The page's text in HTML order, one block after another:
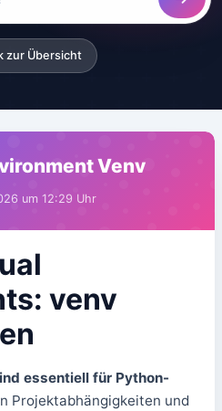
zur Übersicht
Venv
um 12:29 Uhr
venv
essentiell für Python-
Projektabhängigkeiten und
& Server